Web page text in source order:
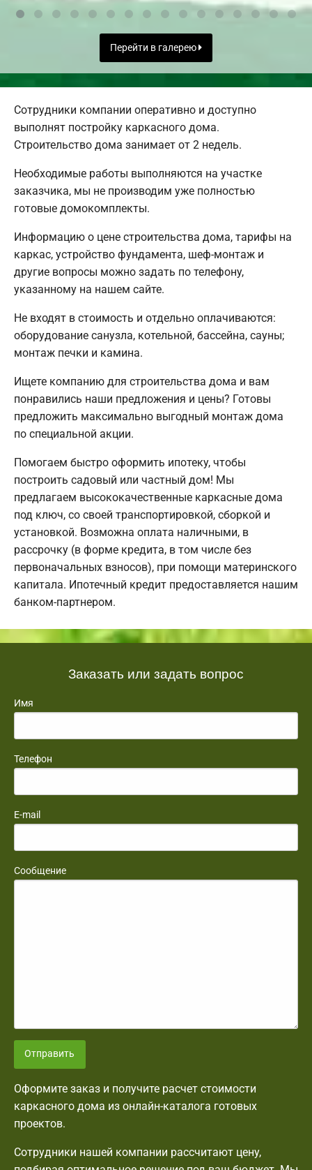
Перейти в галерею
Сотрудники компании оперативно и доступно
выполнят постройку каркасного дома.
Строительство дома занимает от 2 недель.
Необходимые работы выполняются на участке
заказчика, мы не производим уже полностью
готовые домокомплекты.
Информацию о цене строительства дома, тарифы на
каркас, устройство фундамента, шеф-монтаж и
другие вопросы можно задать по телефону,
указанному на нашем сайте.
Не входят в стоимость и отдельно оплачиваются:
оборудование санузла, котельной, бассейна, сауны;
монтаж печки и камина.
Ищете компанию для строительства дома и вам
понравились наши предложения и цены? Готовы
предложить максимально выгодный монтаж дома
по специальной акции.
Помогаем быстро оформить ипотеку, чтобы
построить садовый или частный дом! Мы
предлагаем высококачественные каркасные дома
под ключ, со своей транспортировкой, сборкой и
установкой. Возможна оплата наличными, в
рассрочку (в форме кредита, в том числе без
первоначальных взносов), при помощи материнского
капитала. Ипотечный кредит предоставляется нашим
банком-партнером.
Заказать или задать вопрос
Имя
Телефон
E-mail
Сообщение
Отправить
Оформите заказ и получите расчет стоимости
каркасного дома из онлайн-каталога готовых
проектов.
Сотрудники нашей компании рассчитают цену,